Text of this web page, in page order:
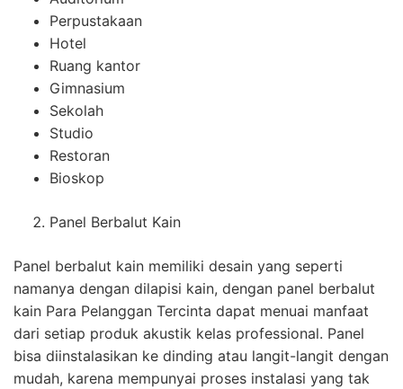
Perpustakaan
Hotel
Ruang kantor
Gimnasium
Sekolah
Studio
Restoran
Bioskop
Panel Berbalut Kain
Panel berbalut kain memiliki desain yang seperti
namanya dengan dilapisi kain, dengan panel berbalut
kain Para Pelanggan Tercinta dapat menuai manfaat
dari setiap produk akustik kelas professional. Panel
bisa diinstalasikan ke dinding atau langit-langit dengan
mudah, karena mempunyai proses instalasi yang tak